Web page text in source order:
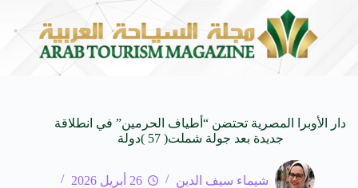
المتوسط 6 أغسطس 2026 جوائز أثر تضيف فئة “أفضل حملة رياضية” في نسختها
دار الأوبرا المصرية تحتضن “أطياف الحرمين” في انطلاقة
جديدة بعد جولة شملت( 57 )دولة
شيماء سيف الدين 26 أبريل 2026